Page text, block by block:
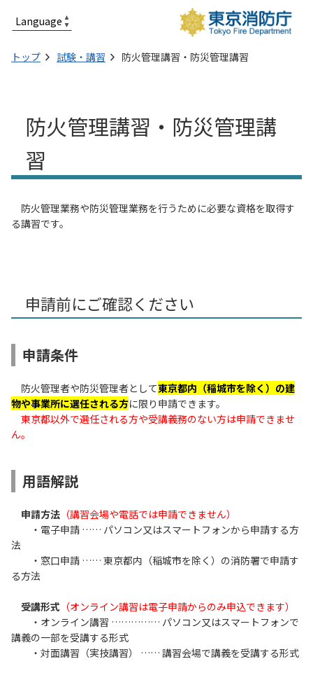
トップ 試験・講習 防火管理講習・防災管理講習
防火管理講習・防災管理講
習
防火管理業務や防災管理業務を行うために必要な資格を取得す
る講習です。
申請前にご確認ください
申請条件
防火管理者や防災管理者として東京都内（稲城市を除く）の建
物や事業所に選任される方に限り申請できます。
東京都以外で選任される方や受講義務のない方は申請できませ
ん。
用語解説
申請方法 （講習会場や電話では申請できません）
・電子申請 …… パソコン又はスマートフォンから申請する方
法
・窓口申請 …… 東京都内（稲城市を除く）の消防署で申請す
る方法
受講形式 （オンライン講習は電子申請からのみ申込できます）
・オンライン講習 …………… パソコン又はスマートフォンで
講義の一部を受講する形式
・対面講習（実技講習） …… 講習会場で講義を受講する形式